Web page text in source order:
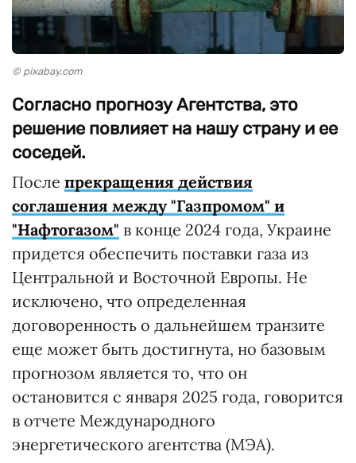
© pixabay.com
Согласно прогнозу Агентства, это
решение повлияет на нашу страну и ее
соседей.
После прекращения действия
соглашения между "Газпромом" и
"Нафтогазом" в конце 2024 года, Украине
придется обеспечить поставки газа из
Центральной и Восточной Европы. Не
исключено, что определенная
договоренность о дальнейшем транзите
еще может быть достигнута, но базовым
прогнозом является то, что он
остановится с января 2025 года, говорится
в отчете Международного
энергетического агентства (МЭА).